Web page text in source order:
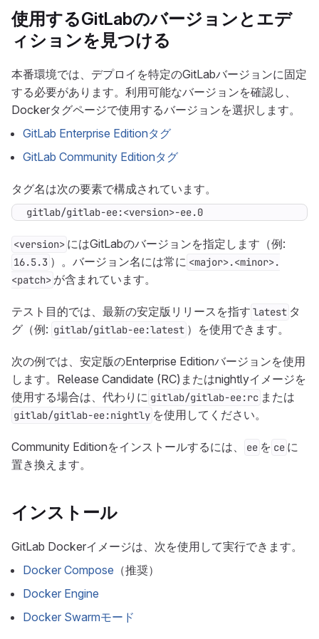
使用するGitLabのバージョンとエデ
ィションを見つける
本番環境では、デプロイを特定のGitLabバージョンに固定
する必要があります。利用可能なバージョンを確認し、
Dockerタグページで使用するバージョンを選択します。
GitLab Enterprise Editionタグ
GitLab Community Editionタグ
タグ名は次の要素で構成されています。
gitlab/gitlab-ee:<version>-ee.0
<version> にはGitLabのバージョンを指定します（例:
16.5.3 ）。バージョン名には常に <major>.<minor>.
<patch> が含まれています。
テスト目的では、最新の安定版リリースを指す latest タ
グ（例: gitlab/gitlab-ee:latest ）を使用できます。
次の例では、安定版のEnterprise Editionバージョンを使用
します。Release Candidate (RC)またはnightlyイメージを
使用する場合は、代わりに gitlab/gitlab-ee:rc または
gitlab/gitlab-ee:nightly を使用してください。
Community Editionをインストールするには、 ee を ce に
置き換えます。
インストール
GitLab Dockerイメージは、次を使用して実行できます。
Docker Compose （推奨）
Docker Engine
Docker Swarmモード